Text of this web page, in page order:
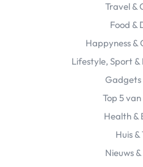
Travel &
Food &
Happyness &
Lifestyle, Sport
Gadgets
Top 5
Health &
Huis &
Nieuws